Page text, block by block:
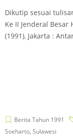
Dikutip sesuai
Ke II Jenderal Besar
(1991), Jakarta :
Berita Tahun 1991
Soeharto, Sulawesi